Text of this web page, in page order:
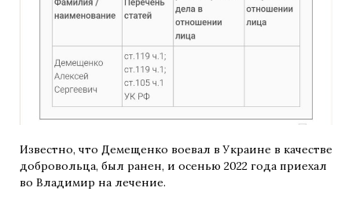
Известно, что Демещенко воевал в Украине в качестве
добровольца, был ранен, и осенью 2022 года приехал
во Владимир на лечение.